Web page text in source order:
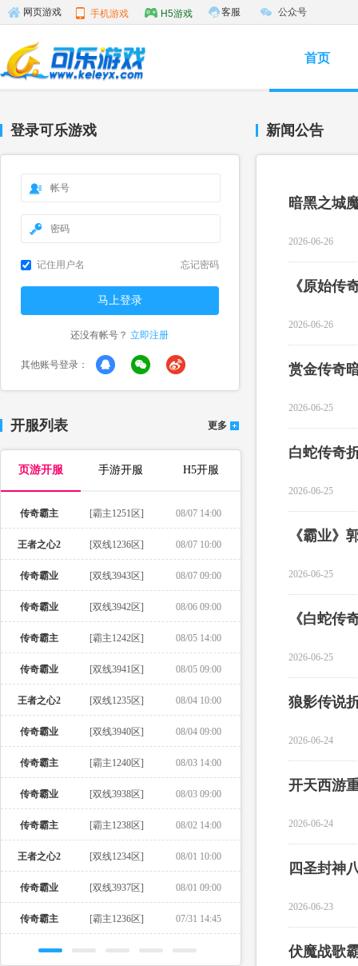
网页游戏 手机游戏 H5游戏 客服 公众号
首页
登录可乐游戏
记住用户名 忘记密码
还没有帐号？ 立即注册
其他账号登录：
开服列表 更多
页游开服 手游开服 H5开服
传奇霸主 [霸主1251区] 08/07 14:00
王者之心2 [双线1236区] 08/07 10:00
传奇霸业 [双线3943区] 08/07 09:00
传奇霸业 [双线3942区] 08/06 09:00
传奇霸主 [霸主1242区] 08/05 14:00
传奇霸业 [双线3941区] 08/05 09:00
王者之心2 [双线1235区] 08/04 10:00
传奇霸业 [双线3940区] 08/04 09:00
传奇霸主 [霸主1240区] 08/03 14:00
传奇霸业 [双线3938区] 08/03 09:00
传奇霸主 [霸主1238区] 08/02 14:00
王者之心2 [双线1234区] 08/01 10:00
传奇霸业 [双线3937区] 08/01 09:00
传奇霸主 [霸主1236区] 07/31 14:45
新闻公告
暗黑之城
2026-06-26
2026-06-26
赏金传奇
2026-06-25
白蛇传奇
2026-06-25
2026-06-25
2026-06-25
狼影传说
2026-06-24
开天西游
2026-06-24
四圣封神
2026-06-23
伏魔战歌